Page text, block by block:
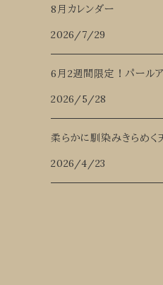
8月カレンダー
2026/7/29
6月2週間限定！パール
2026/5/28
柔らかに馴染みきらめ
2026/4/23